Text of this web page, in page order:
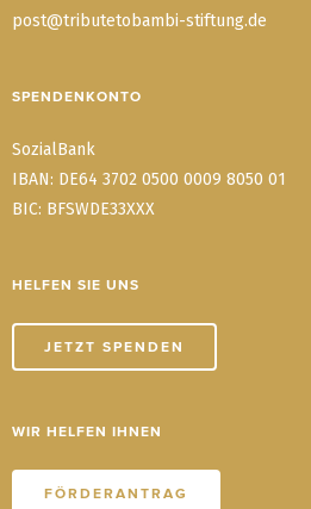
post@tributetobambi-stiftung.de
SPENDENKONTO
SozialBank
IBAN: DE64 3702 0500 0009 8050 01
BIC: BFSWDE33XXX
HELFEN SIE UNS
JETZT SPENDEN
WIR HELFEN IHNEN
FÖRDERANTRAG